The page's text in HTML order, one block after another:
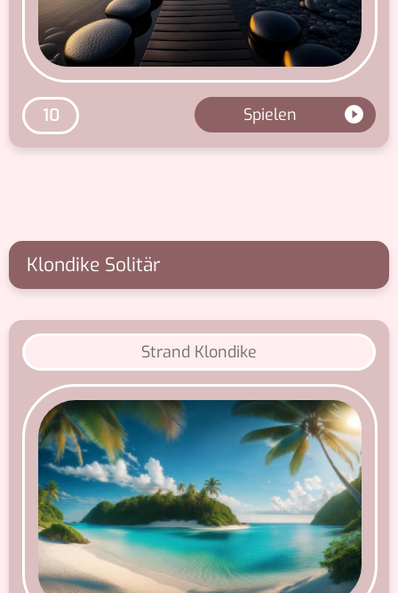
10 Spielen
Klondike Solitär
Strand Klondike